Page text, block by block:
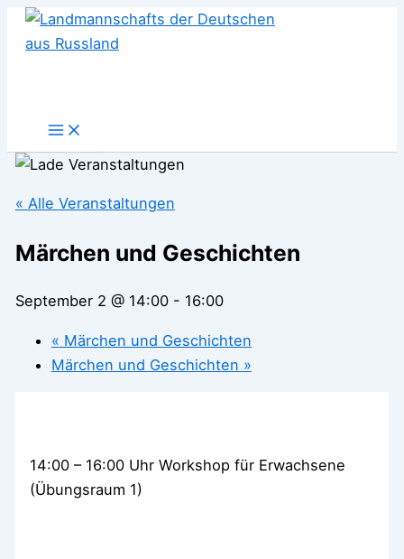
Zum
Inhalt
« Alle Veranstaltungen
Märchen und Geschichten
September 2 @ 14:00- 16:00
« Märchen und Geschichten
Märchen und Geschichten »
14:00 – 16:00 Uhr Workshop für Erwachsene
(Übungsraum 1)